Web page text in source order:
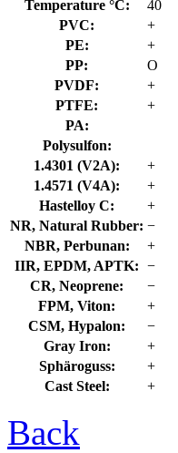
Temperature °C:
40
PVC:
+
PE:
+
PP:
O
PVDF:
+
PTFE:
+
PA:
Polysulfon:
1.4301 (V2A):
+
1.4571 (V4A):
+
Hastelloy C:
+
NR, Natural Rubber: −
NBR, Perbunan:
+
IIR, EPDM, APTK: −
CR, Neoprene:
−
FPM, Viton:
+
CSM, Hypalon:
−
Gray Iron:
+
Sphäroguss:
+
Cast Steel:
+
Back